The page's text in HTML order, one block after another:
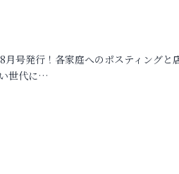
月号発行！各家庭へのポスティングと
世代に…